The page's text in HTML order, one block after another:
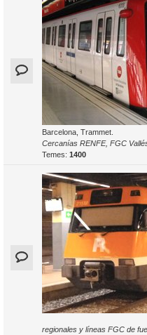
Barcelona, Trammet.
Cercanías RENFE, FGC
Temes: 1400
regionales y líneas FGC de